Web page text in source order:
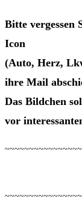
Bit­te ver­ges­sen
Icon
(Auto, Herz,
ihre Mail
Das Bild­chen
vor